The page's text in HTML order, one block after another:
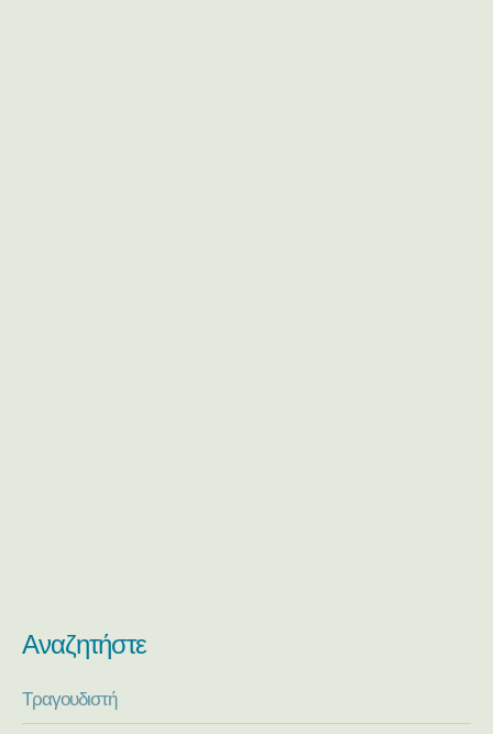
Αναζητήστε
Τραγουδιστή